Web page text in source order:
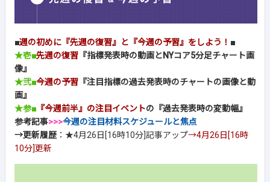
■週の初めに『先週の復習』と『今週の予習』をしよう！ ■
★壱■先週の復習 『指標発表時の動画とNYコア5分足チャート画
像』
★弐■今週の予習 『注目指標の過去発表時のチャートの画像と動
画』
★参■ 『今週前半』の注目イベントの『過去発表時の変動幅』
参考記事>>>今週の注目材料スケジュールと焦点
→更新履歴 ：★4月26日[16時10分]記事アップ→4月26日[16時
10分]更新